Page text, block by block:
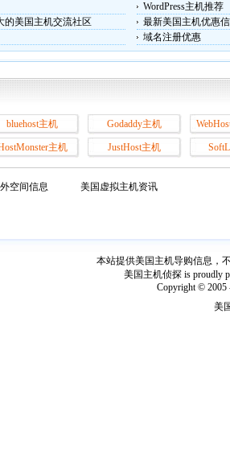
WordPress主机推荐
的美国主机交流社区
最新美国主机优惠
域名注册优惠
bluehost主机 Godaddy主机
主机 JustHost主机
空间信息 美国虚拟主机资讯
本站提供美国主机导购信息，
美国主机侦探 is proudly
Copyright © 2005
美